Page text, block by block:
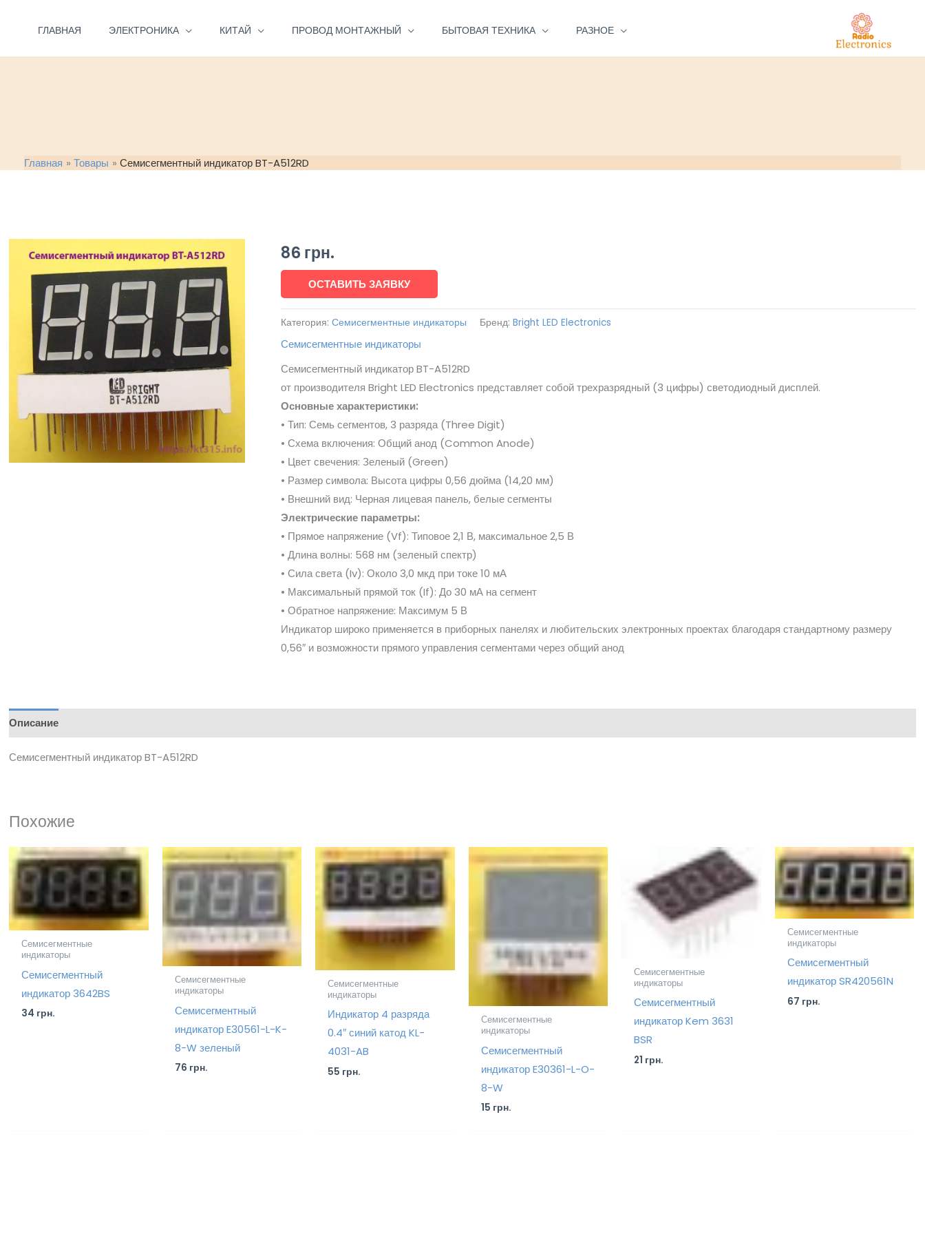
ГЛАВНАЯ ЭЛЕКТРОНИКА КИТАЙ ПРОВОД МОНТАЖНЫЙ БЫТОВАЯ ТЕХНИКА РАЗНОЕ
Главная Товары Семисегментный индикатор BT-A512RD
86 грн.
ОСТАВИТЬ ЗАЯВКУ
Категория:Семисегментные индикаторы Бренд:Bright LED Electronics
Семисегментные индикаторы
Семисегментный индикатор BT-A512RD
от производителя Bright LED Electronics представляет собой трехразрядный (3 цифры) светодиодный дисплей.
Основные характеристики:
• Тип: Семь сегментов, 3 разряда (Three Digit)
• Схема включения: Общий анод (Common Anode)
• Цвет свечения: Зеленый (Green)
• Размер символа: Высота цифры 0,56 дюйма (14,20 мм)
• Внешний вид: Черная лицевая панель, белые сегменты
Электрические параметры:
• Прямое напряжение (Vf): Типовое 2,1 В, максимальное 2,5 В
• Длина волны: 568 нм (зеленый спектр)
• Сила света (Iv): Около 3,0 мкд при токе 10 мА
• Максимальный прямой ток (If): До 30 мА на сегмент
• Обратное напряжение: Максимум 5 В
Индикатор широко применяется в приборных панелях и любительских электронных проектах благодаря стандартному размеру
0,56″ и возможности прямого управления сегментами через общий анод
Описание
Семисегментный индикатор BT-A512RD
Похожие
Семисегментные
индикаторы
Семисегментный
индикатор 3642BS
34 грн.
Семисегментные
индикаторы
Семисегментный
индикатор E30561-L-K-
8-W зеленый
76 грн.
Семисегментные
индикаторы
Индикатор 4 разряда
0.4″ синий катод KL-
4031-AB
55 грн.
Семисегментные
индикаторы
Семисегментный
индикатор E30361-L-O-
8-W
15 грн.
Семисегментные
индикаторы
Семисегментный
индикатор Kem 3631
BSR
21 грн.
Семисегментные
индикаторы
Семисегментный
индикатор SR420561N
67 грн.